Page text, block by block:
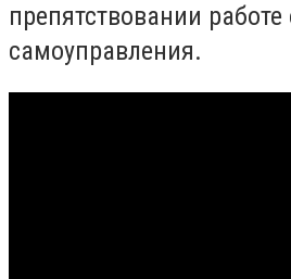
препятствовании
самоуправления.